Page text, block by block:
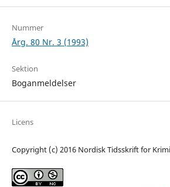
Nummer
Årg. 80 Nr. 3 (1993)
Sektion
Boganmeldelser
Licens
Copyright (c) 2016 Nordisk Tidsskrift for